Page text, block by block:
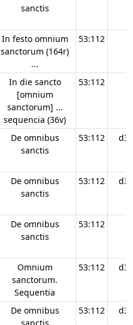
sanctis
In festo omnium
sanctorum (164r)
...
53:112
In die sancto
[omnium
sanctorum] ...
sequencia (36v)
53:112
De omnibus
sanctis
53:112 d34
De omnibus
sanctis
53:112 d34
De omnibus
sanctis
53:112
Omnium
sanctorum.
Sequentia
53:112 d34
De omnibus
53:112 d34